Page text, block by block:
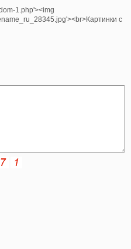
1.php'><img
с